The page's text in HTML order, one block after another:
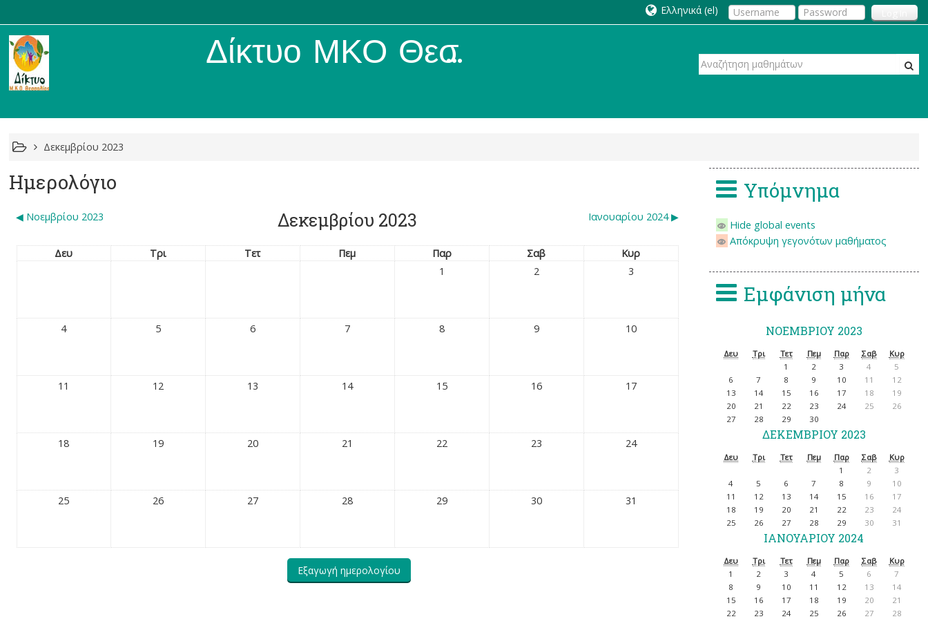
Ελληνικά ‎(el)‎
Δίκτυο ΜΚΟ Θεσσαλίας
Δεκεμβρίου 2023
Ημερολόγιο
◀︎ Νοεμβρίου 2023 Δεκεμβρίου 2023 Ιανουαρίου 2024 ▶︎
Δευ Τρι Τετ Πεμ Παρ Σαβ
Κυρ
1
2 3
4 5 6 7 8 9 10
11 12 13 14 15 16 17
18 19 20 21 22 23 24
25 26 27 28 29 30 31
Υπόμνημα
Hide global events
Απόκρυψη γεγονότων μαθήματος
Εμφάνιση μήνα
ΝΟΕΜΒΡΊΟΥ 2023
Δευ Τρι Τετ Πεμ Παρ Σαβ
Κυρ
1
2 3 4
5
6
7 8 9 10 11
12
13
14 15 16 17 18
19
20
21 22 23 24 25
26
27
28 29 30
ΔΕΚΕΜΒΡΊΟΥ 2023
Δευ Τρι Τετ Πεμ Παρ Σαβ
Κυρ
1
2
3
4
5 6 7 8 9
10
11
12 13 14 15 16
17
18
19 20 21 22 23
24
25
26 27 28 29 30 31
ΙΑΝΟΥΑΡΊΟΥ 2024
Δευ Τρι Τετ Πεμ Παρ Σαβ
Κυρ
1
2 3 4 5 6
7
8
9 10 11 12 13
14
15
16 17 18 19 20
21
22
23 24 25 26 27 28